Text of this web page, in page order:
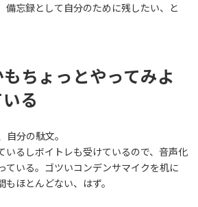
備忘録として自分のために残したい、と
ちょっとやってみよ
る
分の駄文。
いるしボイトレも受けているので、音声化
ている。ゴツいコンデンサマイクを机に
ほとんどない、はず。